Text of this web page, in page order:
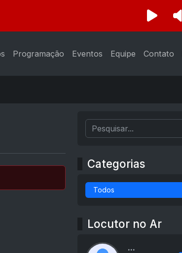
Programação Eventos Equipe Contato
Categorias
Todos
Locutor no Ar
...